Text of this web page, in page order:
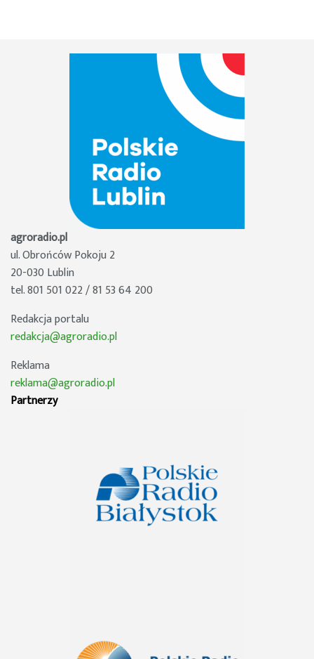
agroradio.pl
ul. Obrońców Pokoju 2
20-030 Lublin
tel. 801 501 022 / 81 53 64 200
Redakcja portalu
redakcja@agroradio.pl
Reklama
reklama@agroradio.pl
Partnerzy